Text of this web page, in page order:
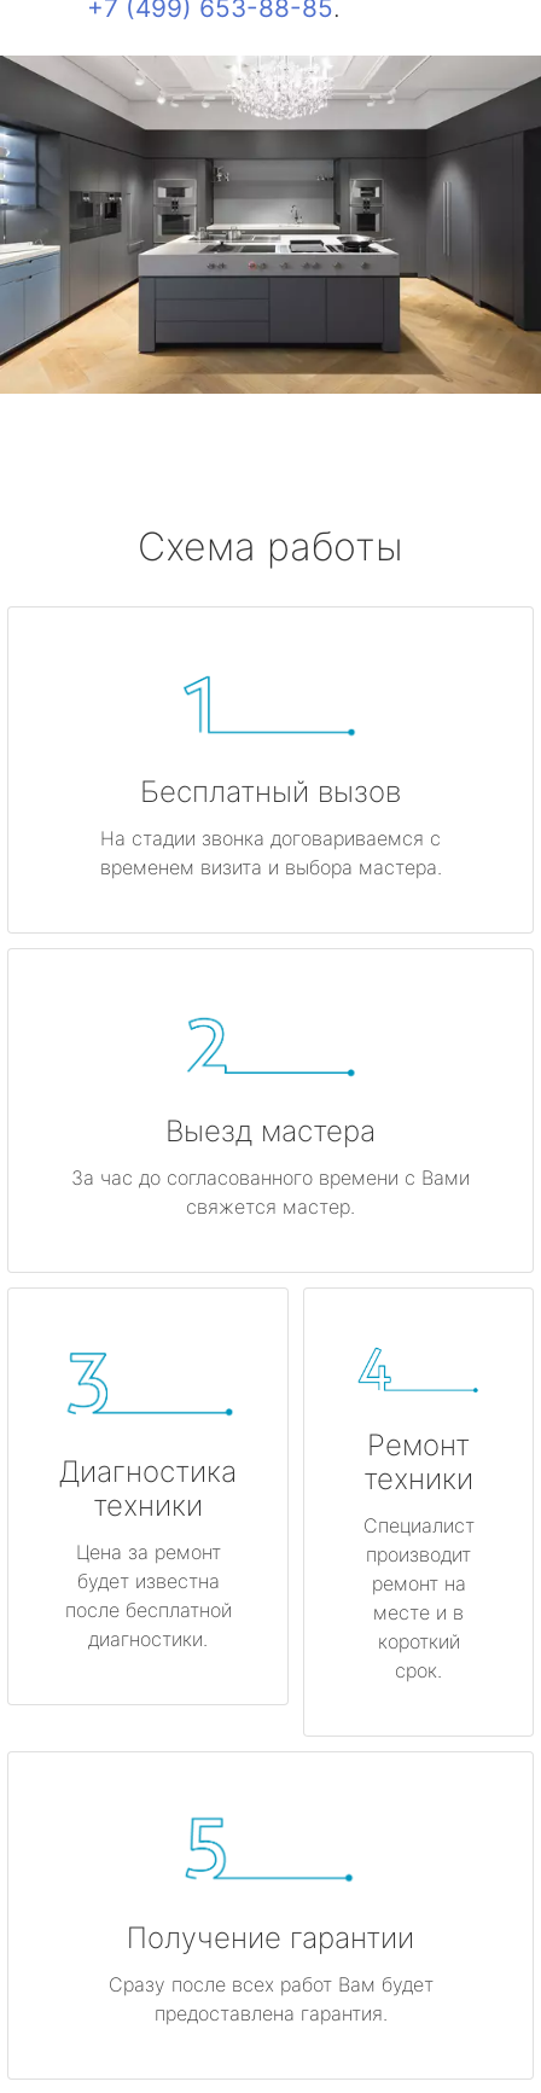
+7 (499) 653-88-85.
Схема работы
Бесплатный вызов
На стадии звонка договариваемся с
временем визита и выбора мастера.
Выезд мастера
За час до согласованного времени с Вами
свяжется мастер.
Диагностика
техники
Цена за ремонт
будет известна
после бесплатной
диагностики.
Ремонт
техники
Специалист
производит
ремонт на
месте и в
короткий
срок.
Получение гарантии
Сразу после всех работ Вам будет
предоставлена гарантия.